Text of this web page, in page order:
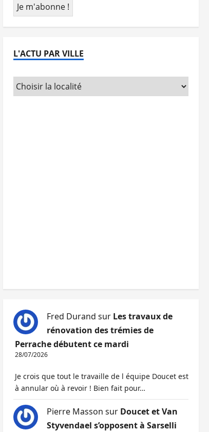
L'ACTU PAR VILLE
Fred Durand sur Les travaux de
rénovation des trémies de
Perrache débutent ce mardi
28/07/2026
Je crois que tout le travaille de l équipe Doucet est
à annular où à revoir ! Bien fait pour…
Pierre Masson sur Doucet et Van
Styvendael s’opposent à Sarselli